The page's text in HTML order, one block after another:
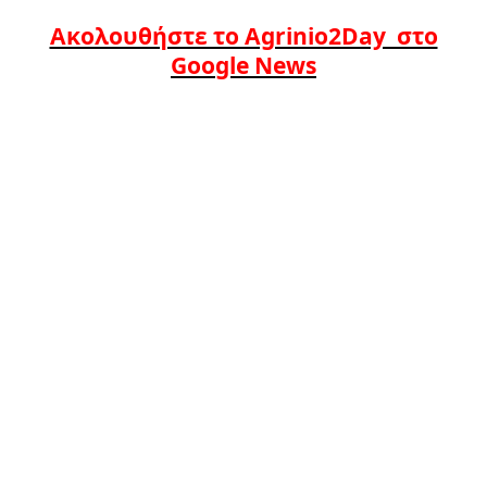
Ακολουθήστε το Agrinio2Day στο
Google News